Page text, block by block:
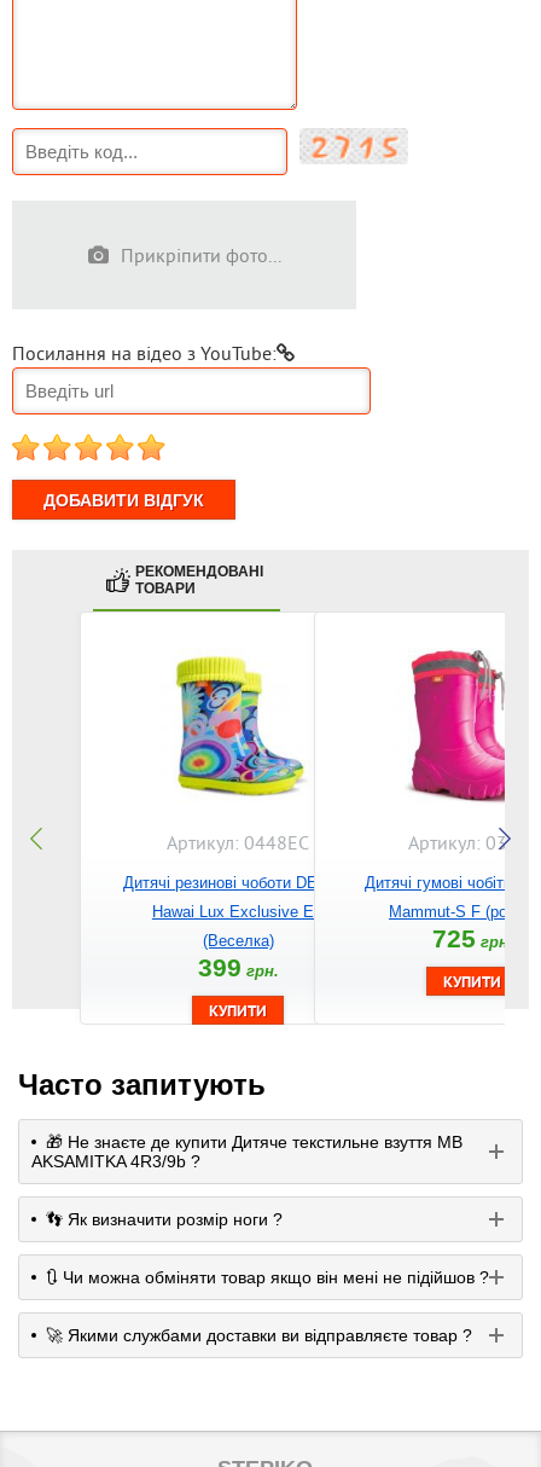
Прикріпити фото...
Посилання на відео з YouTube:
1 2 3 4 5
РЕКОМЕНДОВАНІ
ТОВАРИ
Артикул: 0448EC
Дитячі резинові чоботи DEMAR
Hawai Lux Exclusive EC
(Веселка)
399 грн.
Артикул: 0300F
Дитячі гумові чобітки
Mammut-S F
725 грн.
Часто запитують
🎁 Не знаєте де купити Дитяче текстильне взуття MB
AKSAMITKA 4R3/9b ?
👣 Як визначити розмір ноги ?
🔃 Чи можна обміняти товар якщо він мені не підійшов ?
🚀 Якими службами доставки ви відправляєте товар ?